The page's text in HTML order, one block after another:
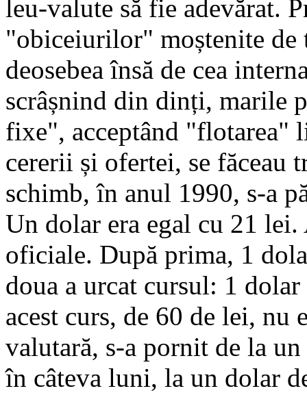
leu-valute să fie adevărat.
"obiceiurilor" moștenite de
deosebea însă de cea
scrâșnind din dinți, marile
fixe", acceptând "flotarea"
cererii și ofertei, se făceau
schimb, în anul 1990, s-a
Un dolar era egal cu 21
oficiale. După prima, 1
doua a urcat cursul: 1
acest curs, de 60 de lei, nu
valutară, s-a pornit de la
în câteva luni, la un dolar